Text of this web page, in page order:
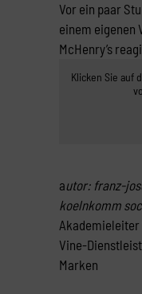
Vor ein paar
einem eigenen
McHenry’s
Klicken Sie auf
autor: franz-
koelnkomm
Vine-
Marken